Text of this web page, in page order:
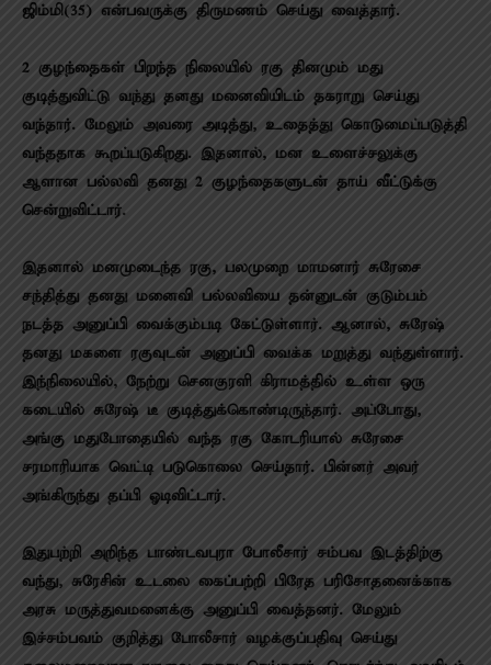
ஜிம்மி(35) என்பவருக்கு திருமணம் செய்து வைத்தார்.
2 குழந்தைகள் பிறந்த நிலையில் ரகு தினமும் மது
குடித்துவிட்டு வந்து தனது மனைவியிடம் தகராறு செய்து
வந்தார். மேலும் அவரை அடித்து, உதைத்து கொடுமைப்படுத்தி
வந்ததாக கூறப்படுகிறது. இதனால், மன உளைச்சலுக்கு
ஆளான பல்லவி தனது 2 குழந்தைகளுடன் தாய் வீட்டுக்கு
சென்றுவிட்டார்.
இதனால் மனமுடைந்த ரகு, பலமுறை மாமனார் சுரேசை
சந்தித்து தனது மனைவி பல்லவியை தன்னுடன் குடும்பம்
நடத்த அனுப்பி வைக்கும்படி கேட்டுள்ளார். ஆனால், சுரேஷ்
தனது மகளை ரகுவுடன் அனுப்பி வைக்க மறுத்து வந்துள்ளார்.
இந்நிலையில், நேற்று செனகுரளி கிராமத்தில் உள்ள ஒரு
கடையில் சுரேஷ் டீ குடித்துக்கொண்டிருந்தார். அப்போது,
அங்கு மதுபோதையில் வந்த ரகு கோடரியால் சுரேசை
சரமாரியாக வெட்டி படுகொலை செய்தார். பின்னர் அவர்
அங்கிருந்து தப்பி ஓடிவிட்டார்.
இதுபற்றி அறிந்த பாண்டவபுரா போலீசார் சம்பவ இடத்திற்கு
வந்து, சுரேசின் உடலை கைப்பற்றி பிரேத பரிசோதனைக்காக
அரசு மருத்துவமனைக்கு அனுப்பி வைத்தனர். மேலும்
இச்சம்பவம் குறித்து போலீசார் வழக்குப்பதிவு செய்து